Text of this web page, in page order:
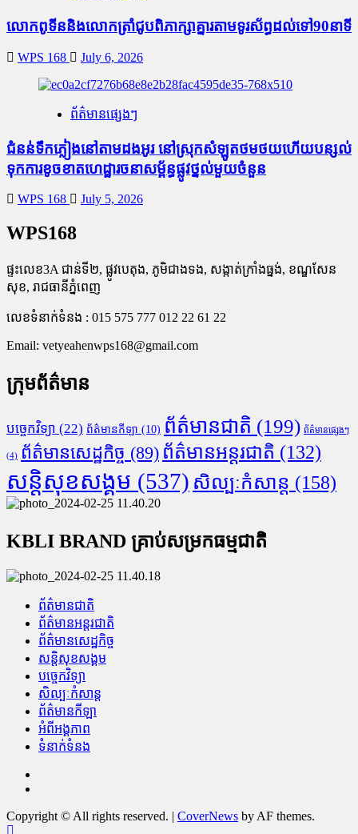
លោកពូទីននិងលោកត្រាំជូបពិភាក្សាគ្នារតាមទូរស័ព្ធដល់ទៅ90នាទី
WPS 168 July 6, 2026
ព័ត៌មានផ្សេងៗ
ជំនន់​ទឹកភ្លៀង​នៅ​តាម​ដងអូរ​ នៅ​ស្រុក​សំឡូត​ថមថយ​ហើយ​បន្សល់​
ទុក​ការ​ខូចខាត​ហេដ្ឋារចនាសម្ព័ន្ធ​ផ្លូវថ្នល់​មួយ​ចំនួន
WPS 168 July 5, 2026
WPS168
ផ្ទះលេខ3A ជាន់ទី២, ផ្លូវបេតុង, ភូមិជាងទង, សង្កាត់ក្រាំងធ្នង់, ខណ្ឌសែន
សុខ, រាជធានីភ្នំពេញ
លេខទំនាក់ទំនង : 015 575 777 012 22 61 22
Email: vetyeahenwps168@gmail.com
ក្រុមព័ត៌មាន
បច្ចេកវិទ្យា (22) ព័ត៌មានកីឡា (10) ព័ត៌មានជាតិ (199) ព័ត៌មានផ្សេងៗ
(4) ព័ត៌មានសេដ្ឋកិច្ច (89) ព័ត៌មានអន្តរជាតិ (132)
សន្តិសុខសង្គម (537) សិល្បៈកំសាន្ត (158)
KBLI BRAND គ្រាប់សម្រកធម្មជាតិ
ព័ត៌មានជាតិ
ព័ត៌មានអន្តរជាតិ
ព័ត៌មានសេដ្ឋកិច្ច
សន្តិសុខសង្គម
បច្ចេកវិទ្យា
សិល្បៈកំសាន្ត
ព័ត៌មានកីឡា
អំពីអង្គភាព
ទំនាក់ទំនង
Copyright © All rights reserved. | CoverNews by AF themes.